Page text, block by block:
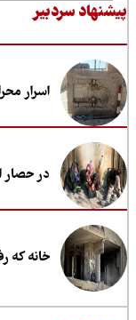
سردبیر
اسرار محرابی
در حصار انگِ
خانه که رفت،